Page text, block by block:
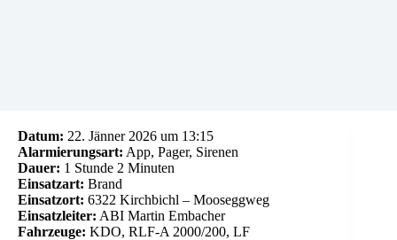
Datum: 22. Jänner 2026 um 13:15
Alarmierungsart: App, Pager, Sirenen
Dauer: 1 Stunde 2 Minuten
Einsatzart: Brand
Einsatzort: 6322 Kirchbichl – Mooseggweg
Einsatzleiter: ABI Martin Embacher
Fahrzeuge: KDO, RLF-A 2000/200, LF